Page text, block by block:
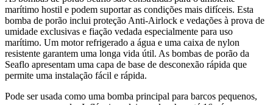
marítimo hostil e podem suportar as condições mais difíceis. Esta
bomba de porão inclui proteção Anti-Airlock e vedações à prova de
umidade exclusivas e fiação vedada especialmente para uso
marítimo. Um motor refrigerado a água e uma caixa de nylon
resistente garantem uma longa vida útil. As bombas de porão da
Seaflo apresentam uma capa de base de desconexão rápida que
permite uma instalação fácil e rápida.
Pode ser usada como uma bomba principal para barcos pequenos,